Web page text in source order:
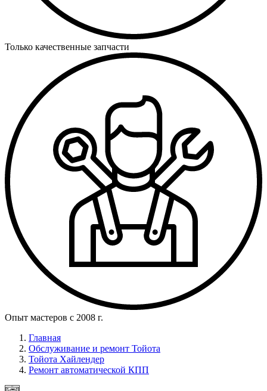
Только качественные запчасти
Опыт мастеров с 2008 г.
Главная
Обслуживание и ремонт Тойота
Тойота Хайлендер
Ремонт автоматической КПП